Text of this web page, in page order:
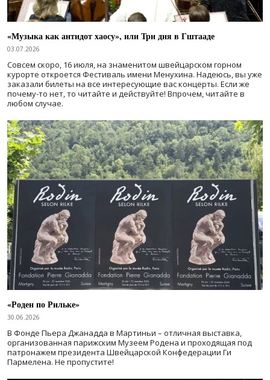
«Музыка как антидот хаосу», или Три дня в Гштааде
03.07.2026
Совсем скоро, 16 июля, на знаменитом швейцарском горном
курорте откроется Фестиваль имени Менухина. Надеюсь, вы уже
заказали билеты на все интересующие вас концерты. Если же
почему-то нет, то читайте и действуйте! Впрочем, читайте в
любом случае.
«Роден по Рильке»
30.06.2026
В Фонде Пьера Джанадда в Мартиньи – отличная выставка,
организованная парижским Музеем Родена и проходящая под
патронажем президента Швейцарской Конфедерации Ги
Пармелена. Не пропустите!